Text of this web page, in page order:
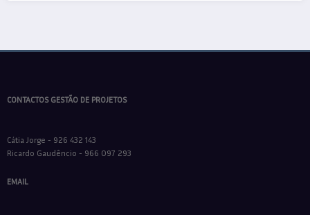
CONTACTOS GESTÃO DE PROJETOS
Cátia Jorge - 926 432 143
Ricardo Gaudêncio - 966 097 293
EMAIL